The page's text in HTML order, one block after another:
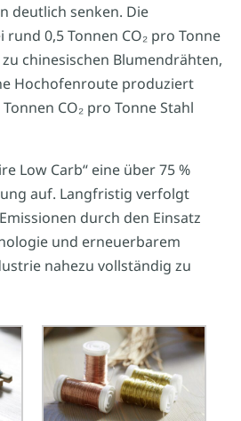
deutlich senken. Die
rund 0,5 Tonnen CO₂ pro Tonne
chinesischen Blumendrähten,
Hochofenroute produziert
CO₂ pro Tonne Stahl
Low Carb“ eine über 75 %
auf. Langfristig verfolgt
durch den Einsatz
und erneuerbarem
nahezu vollständig zu